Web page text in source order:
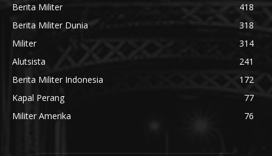
Berita Militer
418
Berita Militer Dunia
318
Militer
314
Alutsista
241
Berita Militer Indonesia
172
Kapal Perang
77
Militer Amerika
76